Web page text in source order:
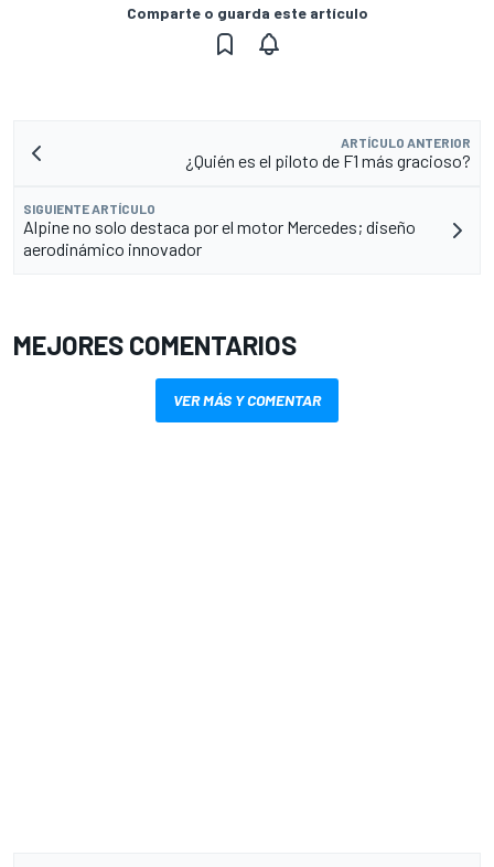
Comparte o guarda este artículo
ARTÍCULO ANTERIOR
¿Quién es el piloto de F1 más gracioso?
SIGUIENTE ARTÍCULO
Alpine no solo destaca por el motor Mercedes; diseño
aerodinámico innovador
MEJORES COMENTARIOS
VER MÁS Y COMENTAR